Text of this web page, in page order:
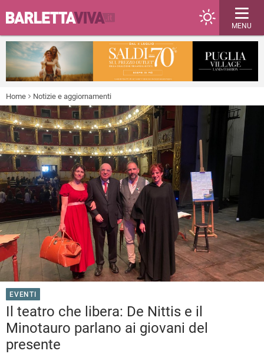
MENU
Home Notizie e aggiornamenti
EVENTI
Il teatro che libera: De Nittis e il
Minotauro parlano ai giovani del
presente